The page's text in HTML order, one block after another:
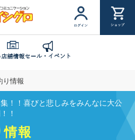
ログイン ショップ
店舗情報セール・イベント
り情報
！！喜びと悲しみをみんなに大公
！
情報